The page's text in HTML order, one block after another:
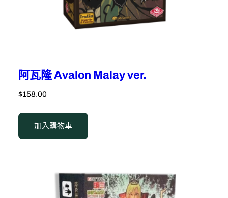
阿瓦隆 Avalon Malay ver.
$158.00
加入購物車